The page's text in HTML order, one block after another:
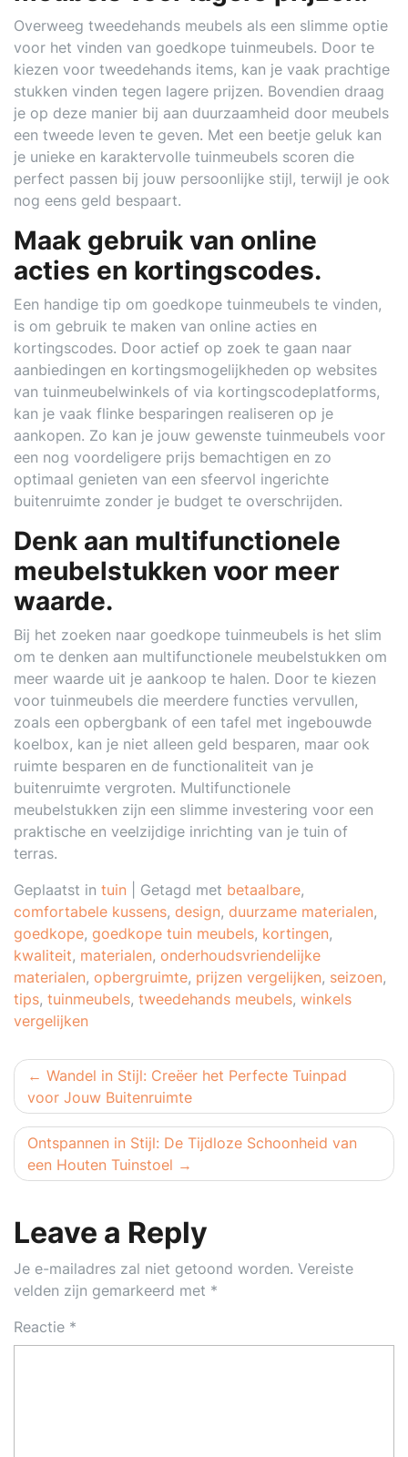
Overweeg tweedehands meubels als een slimme optie
voor het vinden van goedkope tuinmeubels. Door te
kiezen voor tweedehands items, kan je vaak prachtige
stukken vinden tegen lagere prijzen. Bovendien draag
je op deze manier bij aan duurzaamheid door meubels
een tweede leven te geven. Met een beetje geluk kan
je unieke en karaktervolle tuinmeubels scoren die
perfect passen bij jouw persoonlijke stijl, terwijl je ook
nog eens geld bespaart.
Maak gebruik van online
acties en kortingscodes.
Een handige tip om goedkope tuinmeubels te vinden,
is om gebruik te maken van online acties en
kortingscodes. Door actief op zoek te gaan naar
aanbiedingen en kortingsmogelijkheden op websites
van tuinmeubelwinkels of via kortingscodeplatforms,
kan je vaak flinke besparingen realiseren op je
aankopen. Zo kan je jouw gewenste tuinmeubels voor
een nog voordeligere prijs bemachtigen en zo
optimaal genieten van een sfeervol ingerichte
buitenruimte zonder je budget te overschrijden.
Denk aan multifunctionele
meubelstukken voor meer
waarde.
Bij het zoeken naar goedkope tuinmeubels is het slim
om te denken aan multifunctionele meubelstukken om
meer waarde uit je aankoop te halen. Door te kiezen
voor tuinmeubels die meerdere functies vervullen,
zoals een opbergbank of een tafel met ingebouwde
koelbox, kan je niet alleen geld besparen, maar ook
ruimte besparen en de functionaliteit van je
buitenruimte vergroten. Multifunctionele
meubelstukken zijn een slimme investering voor een
praktische en veelzijdige inrichting van je tuin of
terras.
Geplaatst in tuin Getagd met betaalbare,
comfortabele kussens, design, duurzame materialen,
goedkope, goedkope tuin meubels, kortingen,
kwaliteit, materialen, onderhoudsvriendelijke
materialen, opbergruimte, prijzen vergelijken, seizoen,
tips, tuinmeubels, tweedehands meubels, winkels
vergelijken
Berichtnavigatie
Wandel in Stijl: Creëer het Perfecte Tuinpad
voor Jouw Buitenruimte
Ontspannen in Stijl: De Tijdloze Schoonheid van
een Houten Tuinstoel
Leave a Reply
Je e-mailadres zal niet getoond worden. Vereiste
velden zijn gemarkeerd met *
Reactie *